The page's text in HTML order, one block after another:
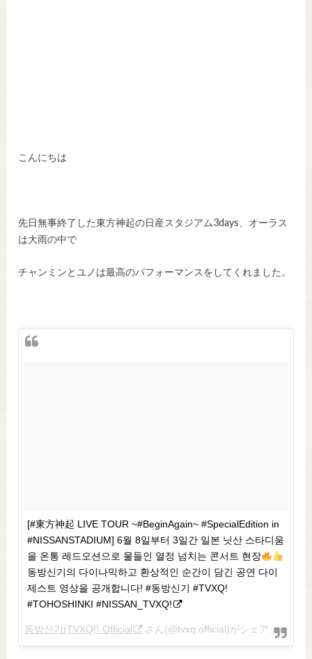
こんにちは
先日無事終了した東方神起の日産スタジアム3days、オーラス
は大雨の中で
チャンミンとユノは最高のパフォーマンスをしてくれました。
[#東方神起 LIVE TOUR ~#BeginAgain~ #SpecialEdition in
#NISSANSTADIUM] 6월 8일부터 3일간 일본 닛산 스타디움
을 온통 레드오션으로 물들인 열정 넘치는 콘서트 현장
동방신기의 다이나믹하고 환상적인 순간이 담긴 공연 다이
제스트 영상을 공개합니다! #동방신기 #TVXQ!
#TOHOSHINKI #NISSAN_TVXQ!
동방신기(TVXQ!) Official さん(@tvxq.official)がシェアした投稿 –